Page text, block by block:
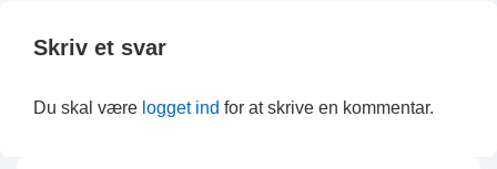
Skriv et svar
Du skal være logget ind for at skrive en kommentar.